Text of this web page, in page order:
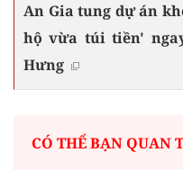
An Gia tung dự án
hộ vừa túi tiền'
Hưng
CÓ THỂ BẠN QUAN